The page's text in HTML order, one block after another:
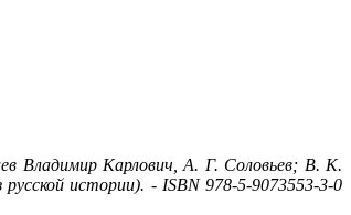
Владимир Карлович, А. Г. Соловьев; В. К.
истории). - ISBN 978-5-9073553-3-0